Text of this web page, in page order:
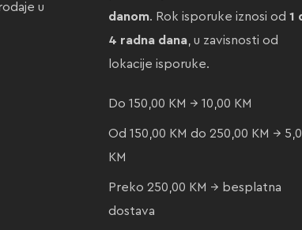
u
danom. Rok isporuke iznosi od 1
4 radna dana, u zavisnosti od
lokacije isporuke.
Do 150,00 KM → 10,00 KM
Od 150,00 KM do 250,00 KM →
KM
Preko 250,00 KM → besplatna
dostava